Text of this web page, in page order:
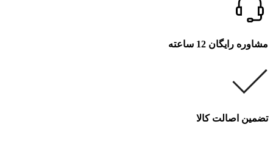
مشاوره رایگان 12 ساعته
تضمین اصالت کالا